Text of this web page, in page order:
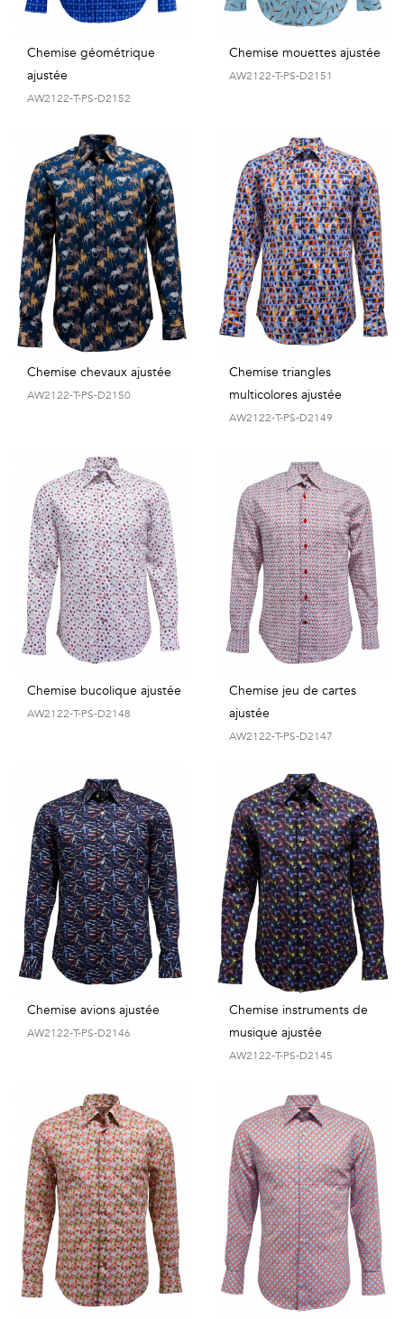
Chemise géométrique
ajustée
AW2122-T-PS-D2152
Chemise mouettes ajustée
AW2122-T-PS-D2151
Chemise chevaux ajustée
AW2122-T-PS-D2150
Chemise triangles
multicolores ajustée
AW2122-T-PS-D2149
Chemise bucolique ajustée
AW2122-T-PS-D2148
Chemise jeu de cartes
ajustée
AW2122-T-PS-D2147
Chemise avions ajustée
AW2122-T-PS-D2146
Chemise instruments de
musique ajustée
AW2122-T-PS-D2145